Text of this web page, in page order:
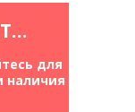
РЕГИСТРАЦИЯ
для
наличия